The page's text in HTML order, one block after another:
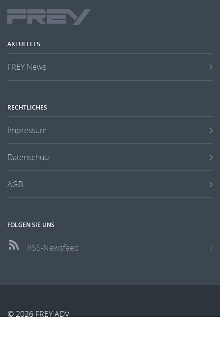
AKTUELLES
FREY News
RECHTLICHES
Impressum
Datenschutz
AGB
FOLGEN SIE UNS
RSS-Newsfeed
© 2026 FREY ADV